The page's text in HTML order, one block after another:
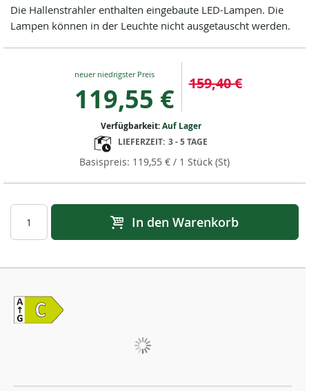
Die Hallenstrahler enthalten eingebaute LED-Lampen. Die
Lampen können in der Leuchte nicht ausgetauscht werden.
Special
119,55 € 159,40 €
119,55 € / 1 Stück (St)
Verfügbarkeit:Auf Lager
LIEFERZEIT: 3 - 5 TAGE
In den Warenkorb